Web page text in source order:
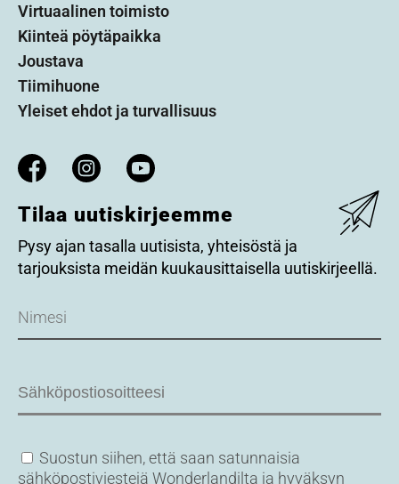
Virtuaalinen toimisto
Kiinteä pöytäpaikka
Joustava
Tiimihuone
Yleiset ehdot ja turvallisuus
Tilaa uutiskirjeemme
Pysy ajan tasalla uutisista, yhteisöstä ja
tarjouksista meidän kuukausittaisella uutiskirjeellä.
Consent
Suostun siihen, että saan satunnaisia
sähköpostiviestejä Wonderlandilta ja hyväksyn